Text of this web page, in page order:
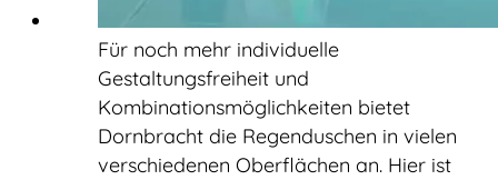
Für noch mehr individuelle
Gestaltungsfreiheit und
Kombinationsmöglichkeiten bietet
Dornbracht die Regenduschen in vielen
verschiedenen Oberflächen an. Hier ist